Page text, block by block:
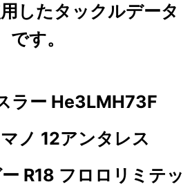
したタックルデータ
です。
ラー He3LMH73F
ノ 12アンタレス
R18 フロロリミテッ